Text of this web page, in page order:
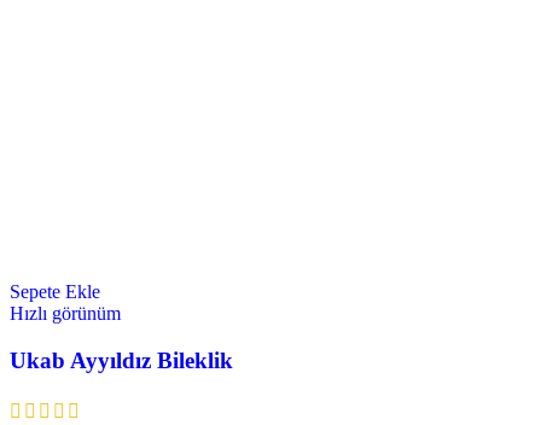
Sepete Ekle
Hızlı görünüm
Ukab Ayyıldız Bileklik